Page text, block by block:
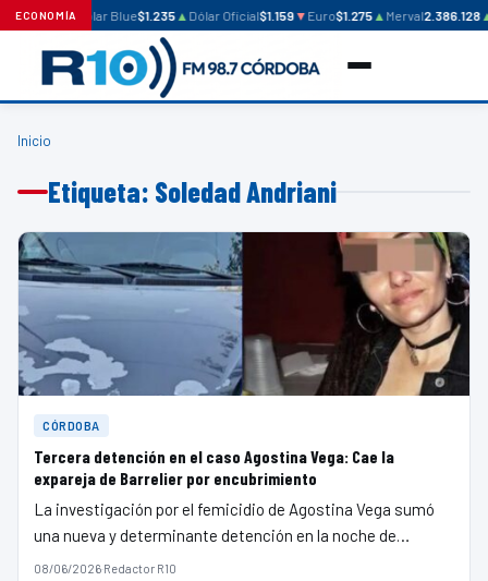
ECONOMÍADólar Blue$1.235▲ Dólar Oficial$1.159▼ Euro$1.275▲ Merval2.386.128
Inicio
Etiqueta: Soledad Andriani
CÓRDOBA
Tercera detención en el caso Agostina Vega: Cae la
expareja de Barrelier por encubrimiento
La investigación por el femicidio de Agostina Vega sumó
una nueva y determinante detención en la noche de…
08/06/2026·Redactor R10